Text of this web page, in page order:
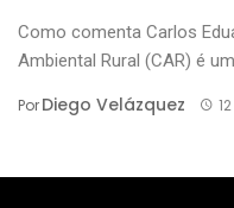
Como comenta Carlos
Ambiental Rural (CAR) é
PorDiego Velázquez